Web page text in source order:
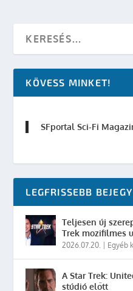
KÖVESS MINKET!
SFportal Sci-Fi
LEGFRISSEBB
Teljesen új
Trek mozifilmes
2026.07.20. | Egyéb
A Star Trek:
stúdió előtt